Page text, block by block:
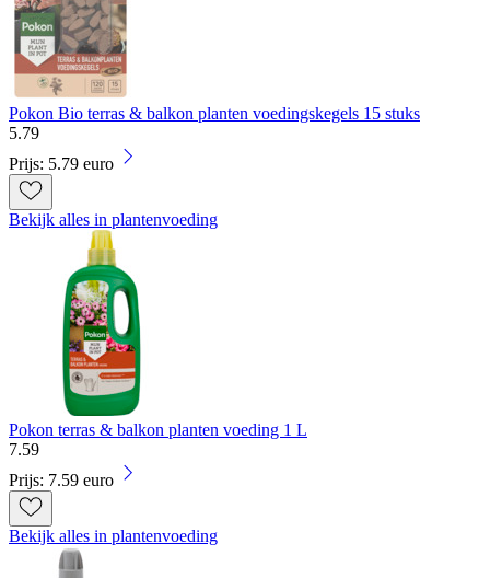
Pokon Bio terras & balkon planten voedingskegels 15 stuks
5.79
Prijs: 5.79 euro
Bekijk alles in plantenvoeding
Pokon terras & balkon planten voeding 1 L
7.59
Prijs: 7.59 euro
Bekijk alles in plantenvoeding